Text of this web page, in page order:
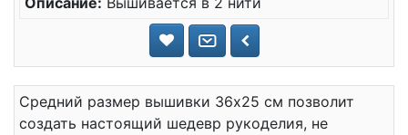
Средний размер вышивки 36x25 см позволит
создать настоящий шедевр рукоделия, не